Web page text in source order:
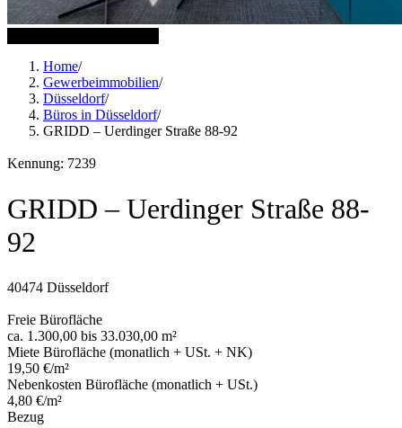
Home/
Gewerbeimmobilien/
Düsseldorf/
Büros in Düsseldorf/
GRIDD – Uerdinger Straße 88-92
Kennung: 7239
GRIDD – Uerdinger Straße 88-
92
40474 Düsseldorf
Freie Bürofläche
ca. 1.300,00 bis 33.030,00 m²
Miete Bürofläche (monatlich + USt. + NK)
19,50 €/m²
Nebenkosten Bürofläche (monatlich + USt.)
4,80 €/m²
Bezug